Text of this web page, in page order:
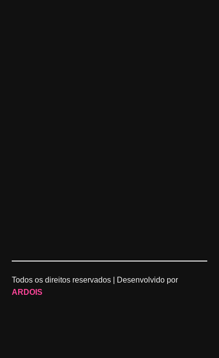
Todos os direitos reservados |
Desenvolvido por
ARDOIS